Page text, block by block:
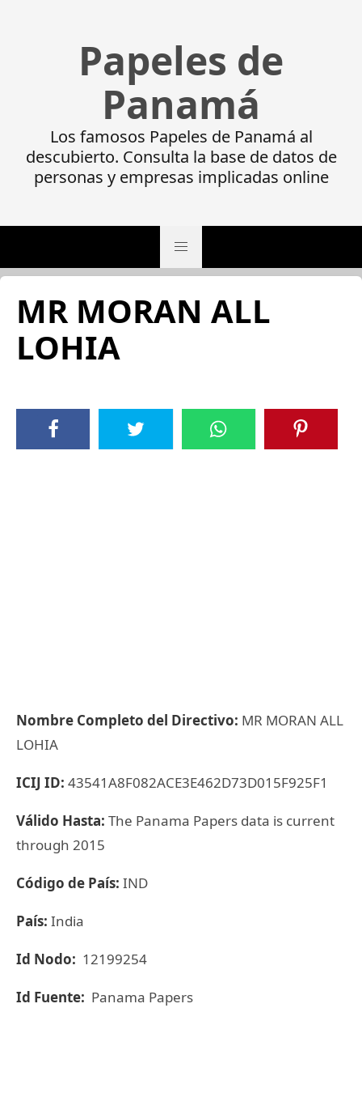
Papeles de
Panamá
Los famosos Papeles de Panamá al
descubierto. Consulta la base de datos de
personas y empresas implicadas online
MR MORAN ALL
LOHIA
Nombre Completo del Directivo: MR MORAN ALL
LOHIA
ICIJ ID: 43541A8F082ACE3E462D73D015F925F1
Válido Hasta: The Panama Papers data is current
through 2015
Código de País: IND
País: India
Id Nodo: 12199254
Id Fuente: Panama Papers